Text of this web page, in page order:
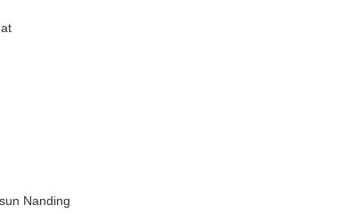
Nanding